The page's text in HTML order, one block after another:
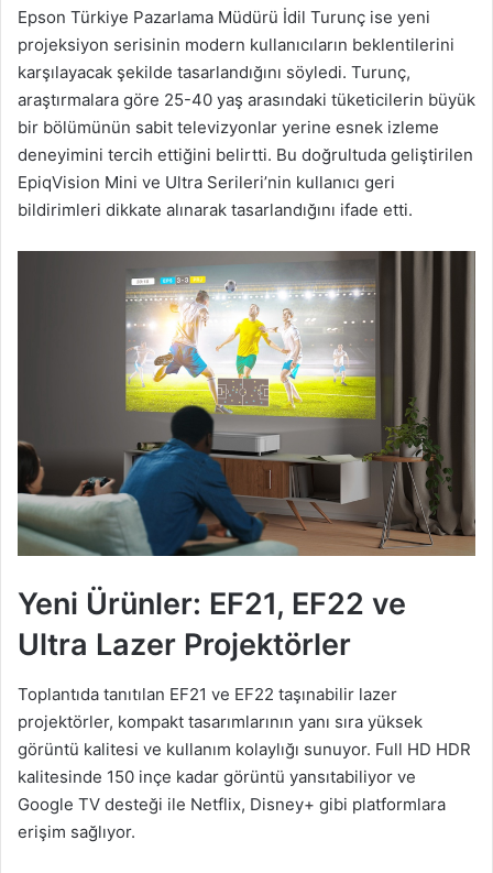
Epson Türkiye Pazarlama Müdürü İdil Turunç ise yeni
projeksiyon serisinin modern kullanıcıların beklentilerini
karşılayacak şekilde tasarlandığını söyledi. Turunç,
araştırmalara göre 25-40 yaş arasındaki tüketicilerin büyük
bir bölümünün sabit televizyonlar yerine esnek izleme
deneyimini tercih ettiğini belirtti. Bu doğrultuda geliştirilen
EpiqVision Mini ve Ultra Serileri’nin kullanıcı geri
bildirimleri dikkate alınarak tasarlandığını ifade etti.
Yeni Ürünler: EF21, EF22 ve
Ultra Lazer Projektörler
Toplantıda tanıtılan EF21 ve EF22 taşınabilir lazer
projektörler, kompakt tasarımlarının yanı sıra yüksek
görüntü kalitesi ve kullanım kolaylığı sunuyor. Full HD HDR
kalitesinde 150 inçe kadar görüntü yansıtabiliyor ve
Google TV desteği ile Netflix, Disney+ gibi platformlara
erişim sağlıyor.